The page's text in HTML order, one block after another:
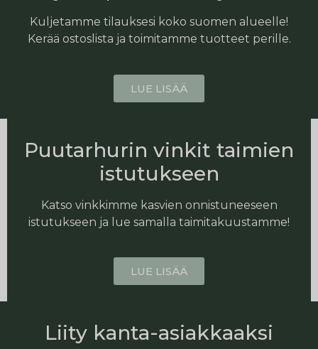
Kuljetamme tilauksesi koko suomen alueelle!
Kerää ostoslista ja toimitamme tuotteet perille.
LUE LISÄÄ
Puutarhurin vinkit taimien
istutukseen
Katso vinkkimme kasvien onnistuneeseen
istutukseen ja lue samalla taimitakuustamme!
LUE LISÄÄ
Liity kanta-asiakkaaksi